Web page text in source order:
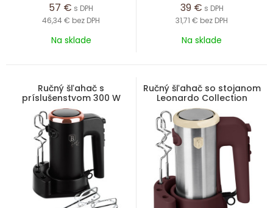
57 € s DPH
46,34 € bez DPH
Na sklade
39 € s DPH
31,71 € bez DPH
Na sklade
Ručný šľahač s
príslušenstvom 300 W
Black Rose Collection
Ručný šľahač so stojanom
Leonardo Collection